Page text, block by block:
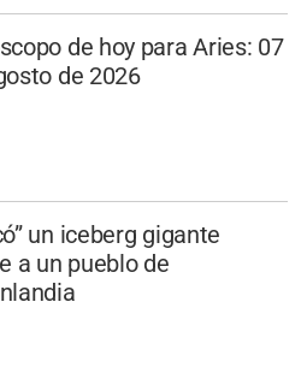
de hoy para Aries: 07
de 2026
un iceberg gigante
a un pueblo de